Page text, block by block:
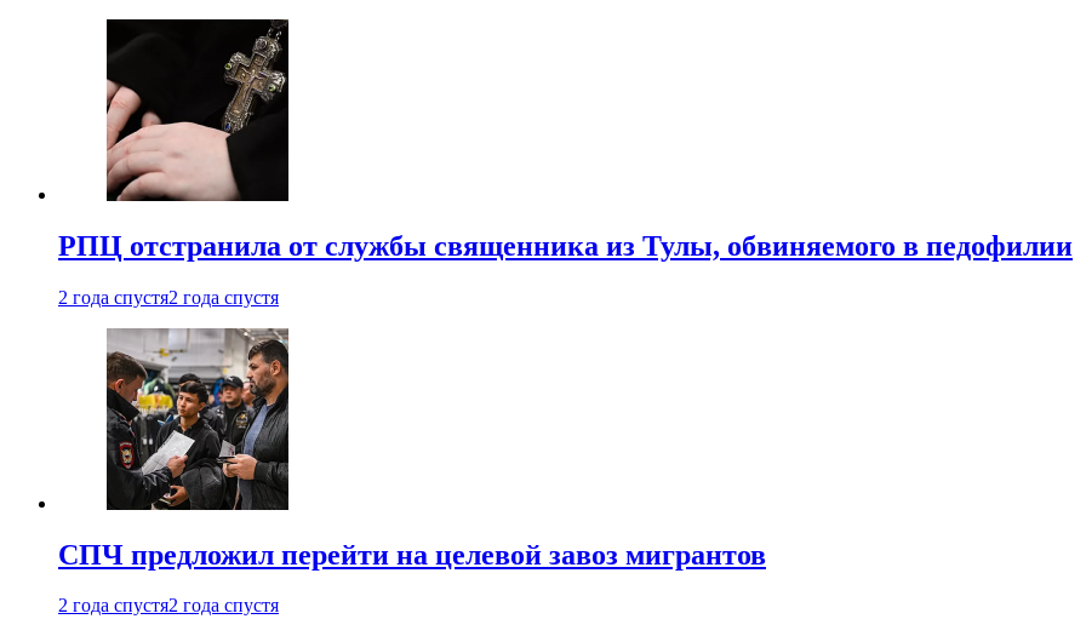
РПЦ отстранила от службы священника из Тулы, обвиняемого в педофилии
2 года спустя2 года спустя
СПЧ предложил перейти на целевой завоз мигрантов
2 года спустя2 года спустя